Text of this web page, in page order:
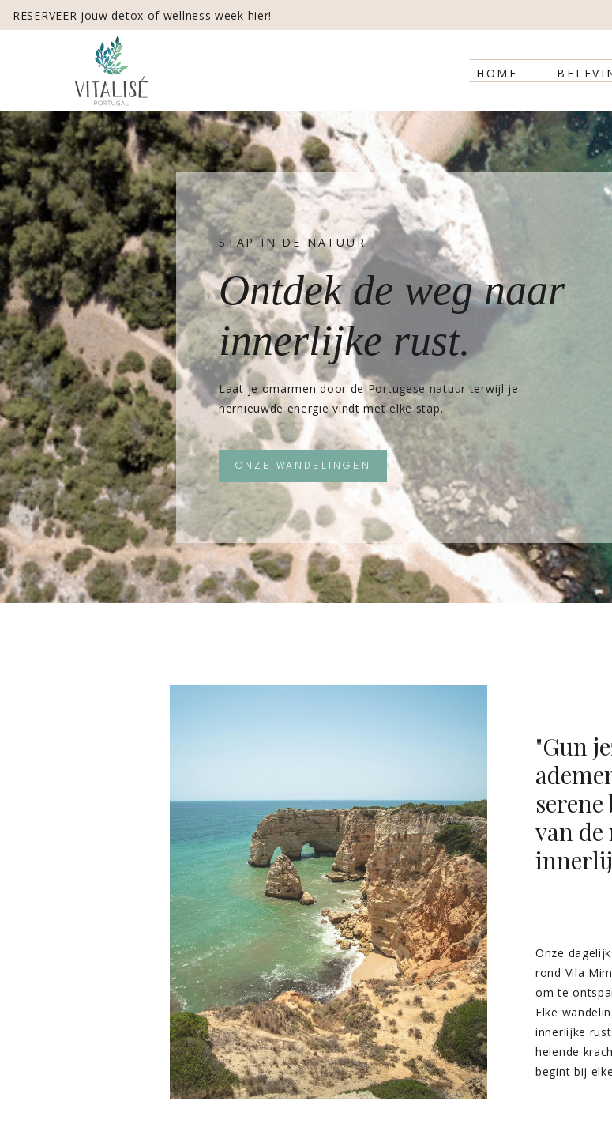
RESERVEER jouw detox of wellness week hier!
HOME
ONZE WANDELINGEN
Laat je omarmen door de Portugese natuur terwijl je
hernieuwde energie vindt met elke stap.
Ontdek de weg naar
innerlijke rust.
STAP IN DE NATUUR
Onze
rond Vila
om te
Elke
innerlijke
helende
begint bij
"Gun
van